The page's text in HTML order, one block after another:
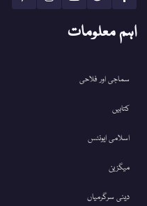
اہم معلومات
سماجی اور فلاحی
کتابیں
اسلامی ایونٹس
میگزین
دینی سرگرمیاں